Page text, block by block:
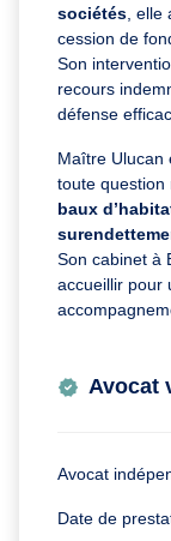
sociétés, elle
cession de
Son
recours
défense
Maître Ulucan
toute question
baux
Son cabinet à
accueillir pour
Avocat
Avocat
Date de